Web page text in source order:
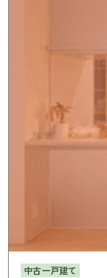
中古一戸建て